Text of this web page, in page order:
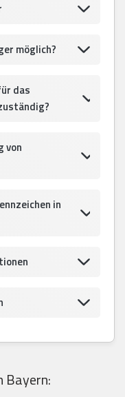
möglich?
das
von
in
Bayern: